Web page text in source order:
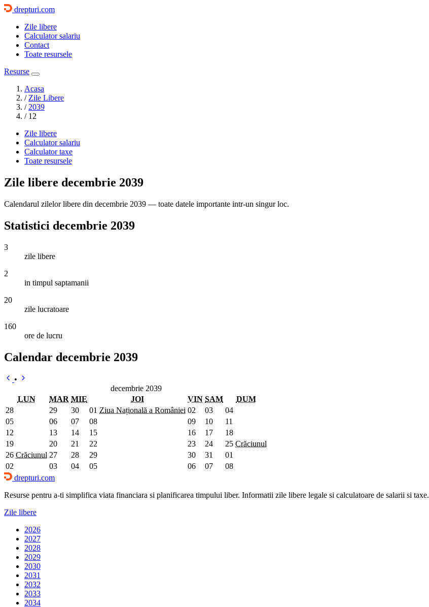
drepturi.com
Zile libere
Calculator salariu
Contact
Toate resursele
Resurse
Acasa
/ Zile Libere
/ 2039
/ 12
Zile libere
Calculator salariu
Calculator taxe
Toate resursele
Zile libere decembrie 2039
Calendarul zilelor libere din decembrie 2039 — toate datele importante intr-un singur loc.
Statistici decembrie 2039
3
zile libere
2
in timpul saptamanii
20
zile lucratoare
160
ore de lucru
Calendar decembrie 2039
•
decembrie 2039
LUN
MAR MIE JOI VIN SAM
DUM
28
29 30 01 Ziua Națională a României 02 03
04
05
06 07 08 09 10
11
12
13 14 15 16 17
18
19
20 21 22 23 24 25 Crăciunul
26 Crăciunul 27 28 29 30 31
01
02
03 04 05 06 07
08
drepturi.com
Resurse pentru a-ti simplifica viata financiara si planificarea timpului liber. Informatii zile libere legale si calculatoare de salarii si taxe.
Zile libere
2026
2027
2028
2029
2030
2031
2032
2033
2034